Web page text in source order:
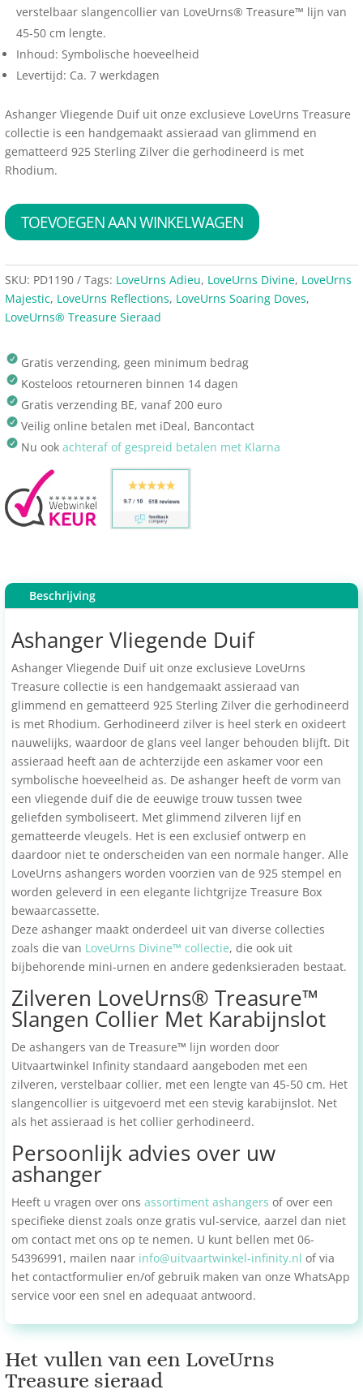
verstelbaar slangencollier van LoveUrns® Treasure™ lijn van
45-50 cm lengte.
Inhoud: Symbolische hoeveelheid
Levertijd: Ca. 7 werkdagen
Ashanger Vliegende Duif uit onze exclusieve LoveUrns Treasure
collectie is een handgemaakt assieraad van glimmend en
gematteerd 925 Sterling Zilver die gerhodineerd is met
Rhodium.
TOEVOEGEN AAN WINKELWAGEN
SKU: PD1190 Tags: LoveUrns Adieu, LoveUrns Divine, LoveUrns
Majestic, LoveUrns Reflections, LoveUrns Soaring Doves,
LoveUrns® Treasure Sieraad
Gratis verzending, geen minimum bedrag
Kosteloos retourneren binnen 14 dagen
Gratis verzending BE, vanaf 200 euro
Veilig online betalen met iDeal, Bancontact
Nu ook achteraf of gespreid betalen met Klarna
Beschrijving
Ashanger Vliegende Duif
Ashanger Vliegende Duif uit onze exclusieve LoveUrns
Treasure collectie is een handgemaakt assieraad van
glimmend en gematteerd 925 Sterling Zilver die gerhodineerd
is met Rhodium. Gerhodineerd zilver is heel sterk en oxideert
nauwelijks, waardoor de glans veel langer behouden blijft. Dit
assieraad heeft aan de achterzijde een askamer voor een
symbolische hoeveelheid as. De ashanger heeft de vorm van
een vliegende duif die de eeuwige trouw tussen twee
geliefden symboliseert. Met glimmend zilveren lijf en
gematteerde vleugels. Het is een exclusief ontwerp en
daardoor niet te onderscheiden van een normale hanger. Alle
LoveUrns ashangers worden voorzien van de 925 stempel en
worden geleverd in een elegante lichtgrijze Treasure Box
bewaarcassette.
Deze ashanger maakt onderdeel uit van diverse collecties
zoals die van LoveUrns Divine™ collectie, die ook uit
bijbehorende mini-urnen en andere gedenksieraden bestaat.
Zilveren LoveUrns® Treasure™
Slangen Collier Met Karabijnslot
De ashangers van de Treasure™ lijn worden door
Uitvaartwinkel Infinity standaard aangeboden met een
zilveren, verstelbaar collier, met een lengte van 45-50 cm. Het
slangencollier is uitgevoerd met een stevig karabijnslot. Net
als het assieraad is het collier gerhodineerd.
Persoonlijk advies over uw
ashanger
Heeft u vragen over ons assortiment ashangers of over een
specifieke dienst zoals onze gratis vul-service, aarzel dan niet
om contact met ons op te nemen. U kunt bellen met 06-
54396991, mailen naar info@uitvaartwinkel-infinity.nl of via
het contactformulier en/of gebruik maken van onze WhatsApp
service voor een snel en adequaat antwoord.
Het vullen van een LoveUrns
Treasure sieraad